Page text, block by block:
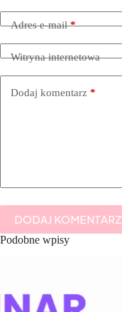
Adres e-mail*
Witryna internetowa
Dodaj komentarz *
DODAJ KOMENTARZ
Podobne wpisy